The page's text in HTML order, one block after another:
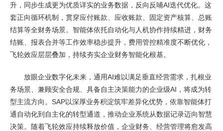
升，同步生成更为优质详实的业务数据，反向反哺AI迭代优化。这
套正向循环机制，贯穿应付账款、应收账款、固定资产核算、总账
结算等全财务场景。智能体依托自动化与人机协作持续精进，财务
结账、报表合并等工作效率稳步提升，费用管控精准度不断优化，
飞轮效应层层叠加，持续夯实企业财务智能化根基。
放眼企业数字化未来，通用AI难以满足垂直经营需求，扎根业
务场景、兼顾安全合规、具备自主决策能力的企业级AI，将成为转
型主流方向。SAP以深厚业务积淀筑牢差异化优势，依靠智能体打
通自动化到自主化的转型通道，推动企业系统从数据记录迈向智慧
决策。随着飞轮效应持续释放价值，企业财务、经营管理将愈发高